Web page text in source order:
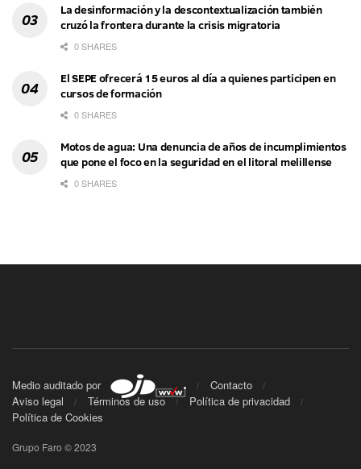
La desinformación y la descontextualización también
cruzó la frontera durante la crisis migratoria
0 SHARES
El SEPE ofrecerá 15 euros al día a quienes participen en
cursos de formación
0 SHARES
Motos de agua: Una denuncia de años de incumplimientos
que pone el foco en la seguridad en el litoral melillense
0 SHARES
Medio auditado por
Contacto
Aviso legal
Términos de uso
Política de privacidad
Política de Cookies
Grupo Faro © 2023